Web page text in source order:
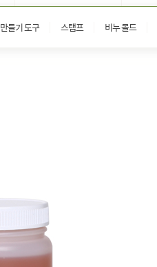
만들기 도구 스탬프 비누 몰드